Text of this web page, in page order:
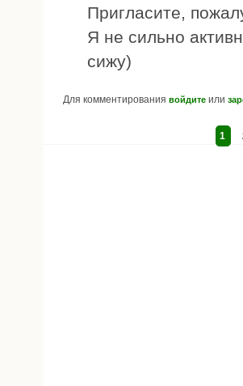
Пригласите,
Я не сильно
сижу)
Для комментирования войдите или
1